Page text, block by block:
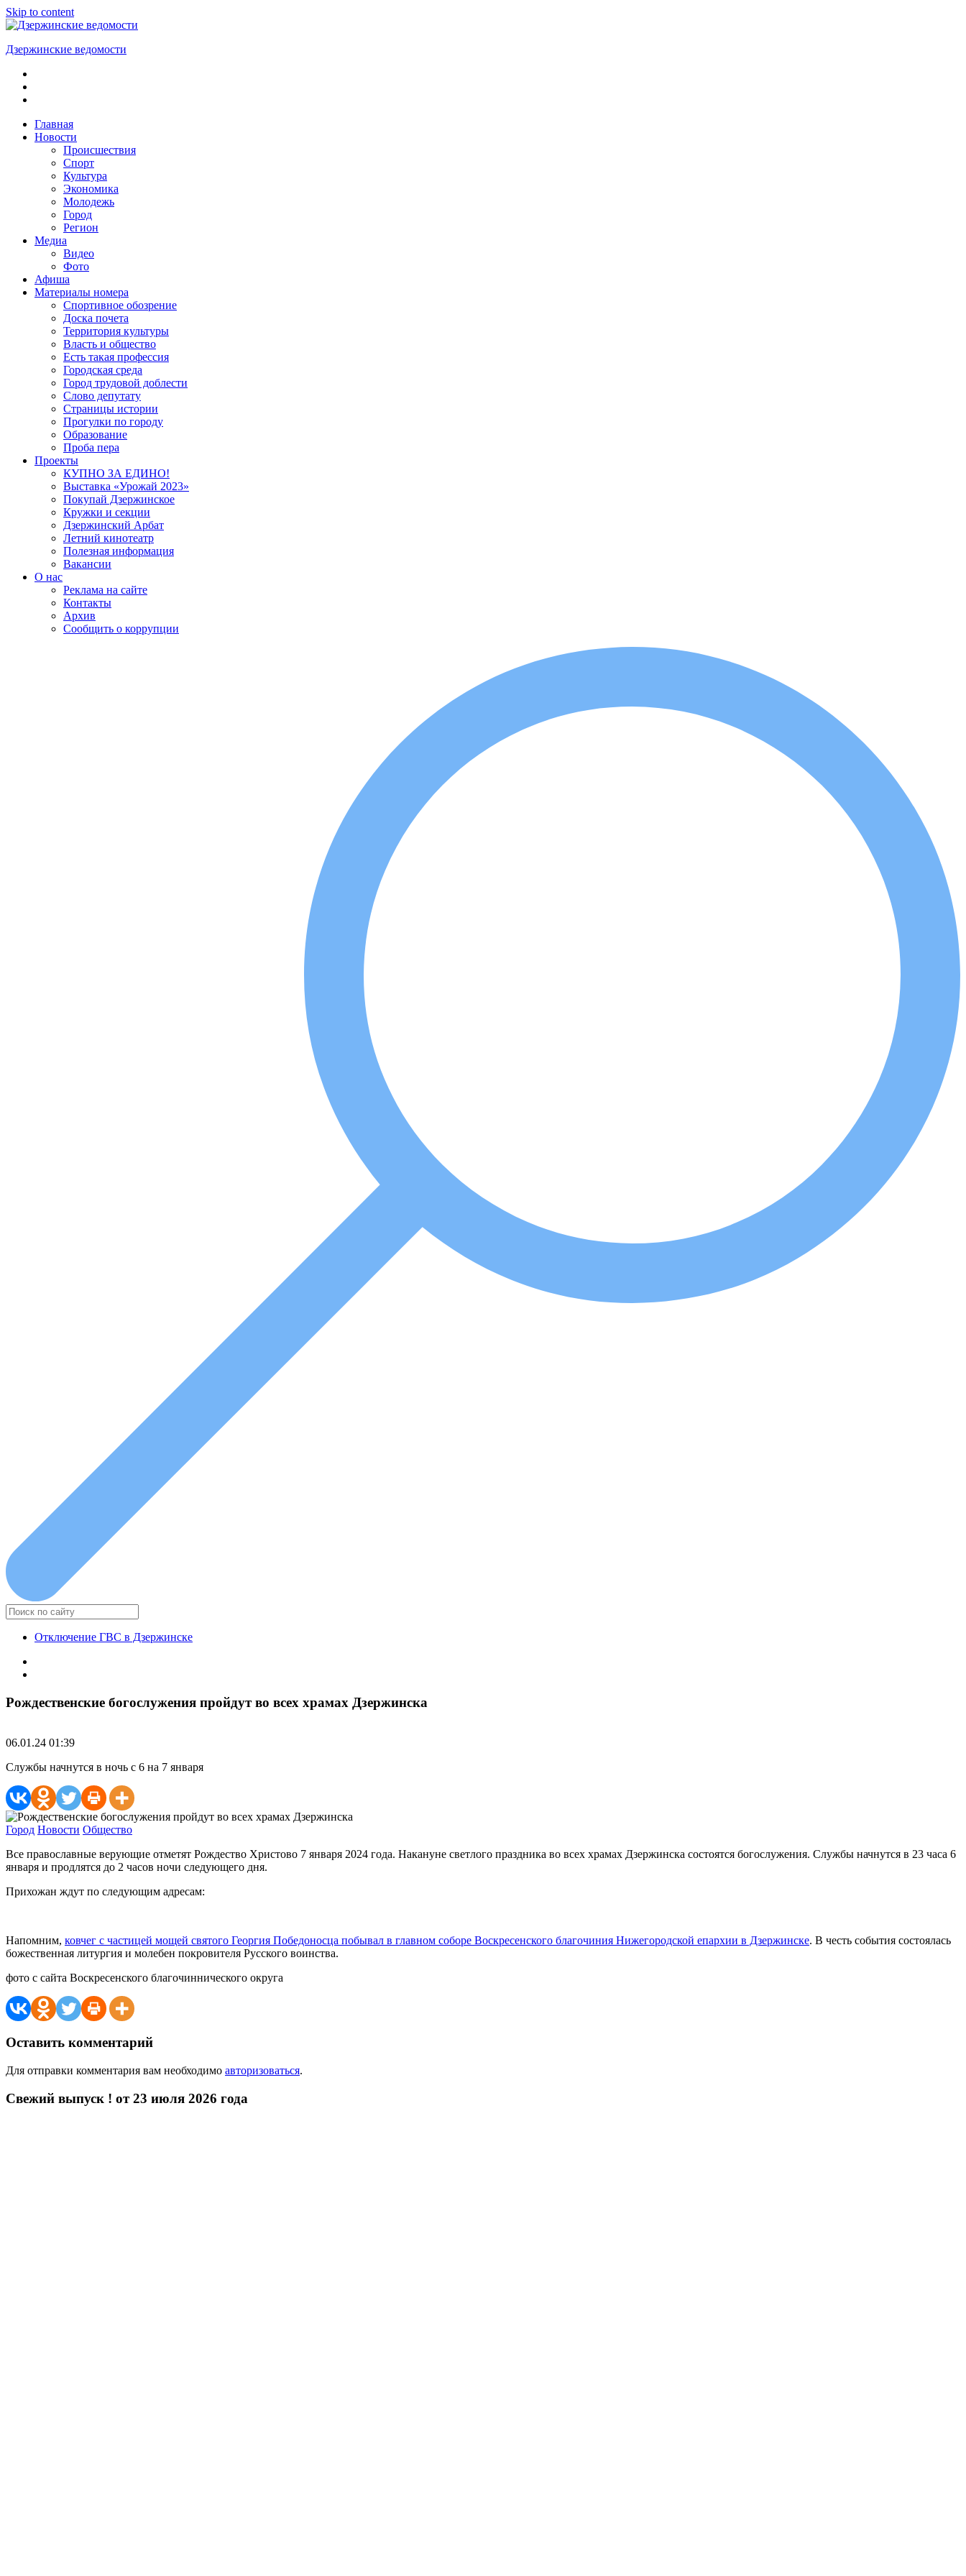
Skip to content
Дзержинские ведомости
ОБЩЕСТВЕННО-
ПОЛИТИЧЕСКАЯ
ГАЗЕТАГлавная
Новости
Происшествия
Спорт
Культура
Экономика
Молодежь
Город
Регион
Медиа
Видео
Фото
Афиша
Материалы номера
Спортивное обозрение
Доска почета
Территория культуры
Власть и общество
Есть такая профессия
Городская среда
Город трудовой доблести
Слово депутату
Страницы истории
Прогулки по городу
Образование
Проба пера
Проекты
КУПНО ЗА ЕДИНО!
Выставка «Урожай 2023»
Покупай Дзержинское
Кружки и секции
Дзержинский Арбат
Летний кинотеатр
Полезная информация
Вакансии
О нас
Реклама на сайте
Контакты
Архив
Сообщить о коррупции
Отключение ГВС в Дзержинске
Рождественские богослужения пройдут во всех храмах Дзержинска
06.01.24 01:39
Службы начнутся в ночь с 6 на 7 января
Город Новости Общество
Все православные верующие отметят Рождество Христово 7 января 2024 года. Накануне светлого праздника во всех храмах Дзержинска состоятся богослужения. Службы начнутся в 23 часа 6
января и продлятся до 2 часов ночи следующего дня.
Прихожан ждут по следующим адресам:
Напомним, ковчег с частицей мощей святого Георгия Победоносца побывал в главном соборе Воскресенского благочиния Нижегородской епархии в Дзержинске. В честь события состоялась
божественная литургия и молебен покровителя Русского воинства.
фото с сайта Воскресенского благочиннического округа
Оставить комментарий
Для отправки комментария вам необходимо авторизоваться.
Свежий выпуск ! от 23 июля 2026 года